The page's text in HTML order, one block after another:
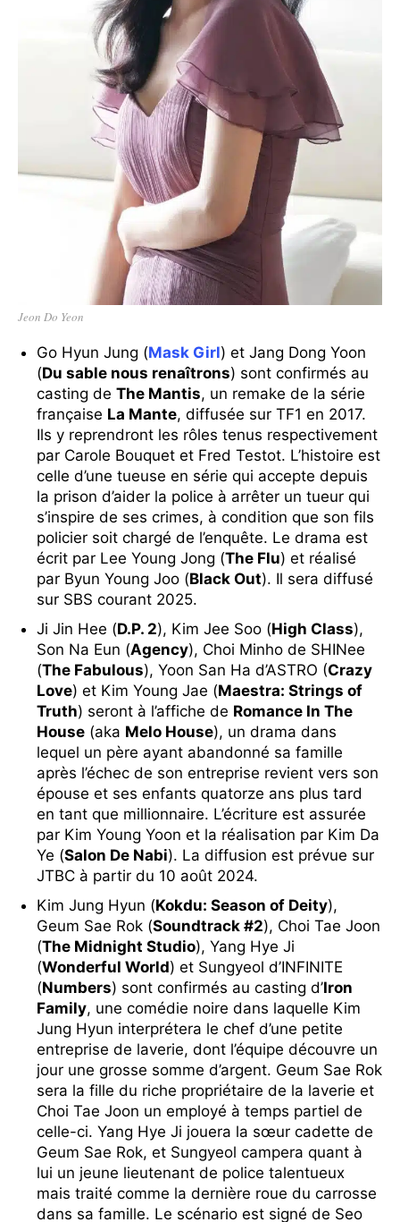
Jeon Do Yeon
Go Hyun Jung (Mask Girl) et Jang Dong Yoon
(Du sable nous renaîtrons) sont confirmés au
casting de The Mantis, un remake de la série
française La Mante, diffusée sur TF1 en 2017.
Ils y reprendront les rôles tenus respectivement
par Carole Bouquet et Fred Testot. L’histoire est
celle d’une tueuse en série qui accepte depuis
la prison d’aider la police à arrêter un tueur qui
s’inspire de ses crimes, à condition que son fils
policier soit chargé de l’enquête. Le drama est
écrit par Lee Young Jong (The Flu) et réalisé
par Byun Young Joo (Black Out). Il sera diffusé
sur SBS courant 2025.
Ji Jin Hee (D.P. 2), Kim Jee Soo (High Class),
Son Na Eun (Agency), Choi Minho de SHINee
(The Fabulous), Yoon San Ha d’ASTRO (Crazy
Love) et Kim Young Jae (Maestra: Strings of
Truth) seront à l’affiche de Romance In The
House (aka Melo House), un drama dans
lequel un père ayant abandonné sa famille
après l’échec de son entreprise revient vers son
épouse et ses enfants quatorze ans plus tard
en tant que millionnaire. L’écriture est assurée
par Kim Young Yoon et la réalisation par Kim Da
Ye (Salon De Nabi). La diffusion est prévue sur
JTBC à partir du 10 août 2024.
Kim Jung Hyun (Kokdu: Season of Deity),
Geum Sae Rok (Soundtrack #2), Choi Tae Joon
(The Midnight Studio), Yang Hye Ji
(Wonderful World) et Sungyeol d’INFINITE
(Numbers) sont confirmés au casting d’Iron
Family, une comédie noire dans laquelle Kim
Jung Hyun interprétera le chef d’une petite
entreprise de laverie, dont l’équipe découvre un
jour une grosse somme d’argent. Geum Sae Rok
sera la fille du riche propriétaire de la laverie et
Choi Tae Joon un employé à temps partiel de
celle-ci. Yang Hye Ji jouera la sœur cadette de
Geum Sae Rok, et Sungyeol campera quant à
lui un jeune lieutenant de police talentueux
mais traité comme la dernière roue du carrosse
dans sa famille. Le scénario est signé de Seo